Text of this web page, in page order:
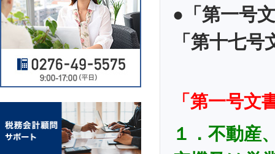
●「第一号
「第十七
「第一号文
１．不動産